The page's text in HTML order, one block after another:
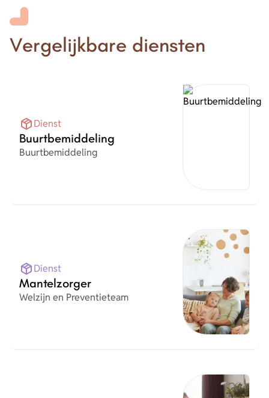
Vergelijkbare diensten
Dienst
Buurtbemiddeling
Organisatie
Buurtbemiddeling
Dienst
Mantelzorger
Organisatie
Welzijn en Preventieteam